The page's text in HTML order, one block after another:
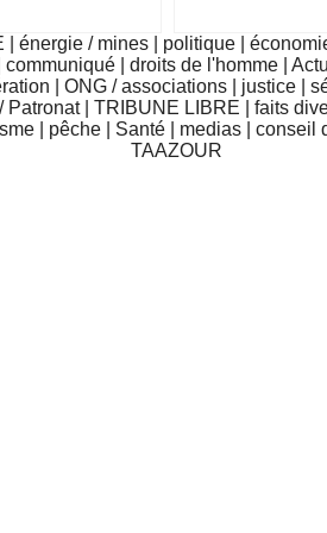
énergie / mines politique
|communiqué |droits de l'homme |
ONG / associations justice
Patronat TRIBUNE LIBRE
faits
pêche Santé medias |conseil
TAAZOUR